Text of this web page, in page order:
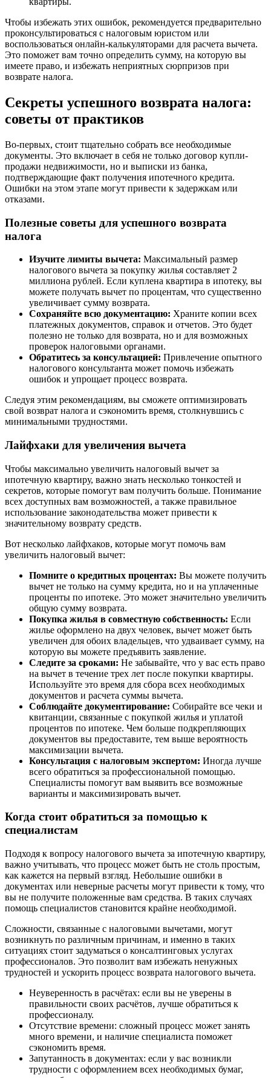
Чтобы избежать этих ошибок, рекомендуется предварительно
проконсультироваться с налоговым юристом или
воспользоваться онлайн-калькуляторами для расчета вычета.
Это поможет вам точно определить сумму, на которую вы
имеете право, и избежать неприятных сюрпризов при
возврате налога.
Секреты успешного возврата налога:
советы от практиков
Во-первых, стоит тщательно собрать все необходимые
документы. Это включает в себя не только договор купли-
продажи недвижимости, но и выписки из банка,
подтверждающие факт получения ипотечного кредита.
Ошибки на этом этапе могут привести к задержкам или
отказами.
Полезные советы для успешного возврата
налога
Изучите лимиты вычета: Максимальный размер
налогового вычета за покупку жилья составляет 2
миллиона рублей. Если куплена квартира в ипотеку, вы
можете получать вычет по процентам, что существенно
увеличивает сумму возврата.
Сохраняйте всю документацию: Храните копии всех
платежных документов, справок и отчетов. Это будет
полезно не только для возврата, но и для возможных
проверок налоговыми органами.
Обратитесь за консультацией: Привлечение опытного
налогового консультанта может помочь избежать
ошибок и упрощает процесс возврата.
Следуя этим рекомендациям, вы сможете оптимизировать
свой возврат налога и сэкономить время, столкнувшись с
минимальными трудностями.
Лайфхаки для увеличения вычета
Чтобы максимально увеличить налоговый вычет за
ипотечную квартиру, важно знать несколько тонкостей и
секретов, которые помогут вам получить больше. Понимание
всех доступных вам возможностей, а также правильное
использование законодательства может привести к
значительному возврату средств.
Вот несколько лайфхаков, которые могут помочь вам
увеличить налоговый вычет:
Помните о кредитных процентах: Вы можете получить
вычет не только на сумму кредита, но и на уплаченные
проценты по ипотеке. Это может значительно увеличить
общую сумму возврата.
Покупка жилья в совместную собственность: Если
жилье оформлено на двух человек, вычет может быть
увеличен для обоих владельцев, что удваивает сумму, на
которую вы можете предъявить заявление.
Следите за сроками: Не забывайте, что у вас есть право
на вычет в течение трех лет после покупки квартиры.
Используйте это время для сбора всех необходимых
документов и расчета суммы вычета.
Соблюдайте документирование: Собирайте все чеки и
квитанции, связанные с покупкой жилья и уплатой
процентов по ипотеке. Чем больше подкрепляющих
документов вы предоставите, тем выше вероятность
максимизации вычета.
Консультация с налоговым экспертом: Иногда лучше
всего обратиться за профессиональной помощью.
Специалисты помогут вам выявить все возможные
варианты и максимизировать вычет.
Когда стоит обратиться за помощью к
специалистам
Подходя к вопросу налогового вычета за ипотечную квартиру,
важно учитывать, что процесс может быть не столь простым,
как кажется на первый взгляд. Небольшие ошибки в
документах или неверные расчеты могут привести к тому, что
вы не получите положенные вам средства. В таких случаях
помощь специалистов становится крайне необходимой.
Сложности, связанные с налоговыми вычетами, могут
возникнуть по различным причинам, и именно в таких
ситуациях стоит задуматься о консалтинговых услугах
профессионалов. Это позволит вам избежать ненужных
трудностей и ускорить процесс возврата налогового вычета.
Неуверенность в расчётах: если вы не уверены в
правильности своих расчётов, лучше обратиться к
профессионалу.
Отсутствие времени: сложный процесс может занять
много времени, и наличие специалиста поможет
сэкономить время.
Запутанность в документах: если у вас возникли
трудности с оформлением всех необходимых бумаг,